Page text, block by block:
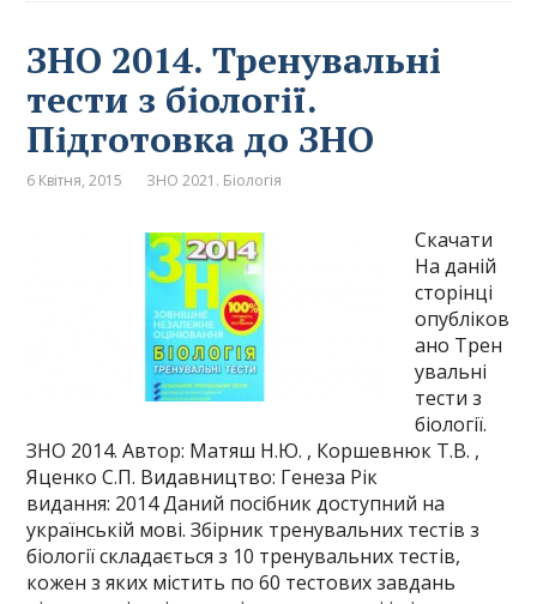
ЗНО 2014. Тренувальні
тести з біології.
Підготовка до ЗНО
6 Квітня, 2015 ЗНО 2021. Біологія
Скачати
На даній
сторінці
опубліков
ано Трен
увальні
тести з
біології.
ЗНО 2014. Автор: Матяш Н.Ю. , Коршевнюк Т.В. ,
Яценко С.П. Видавництво: Генеза Рік
видання: 2014 Даний посібник доступний на
українській мові. Збірник тренувальних тестів з
біології складається з 10 тренувальних тестів,
кожен з яких містить по 60 тестових завдань